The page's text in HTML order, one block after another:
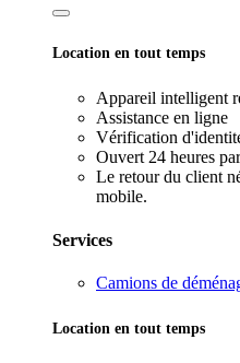
Location en tout temps
Appareil intelligent
Assistance en ligne
Vérification
Ouvert 24 heures
Le retour du client
mobile.
Services
Camions de
Location en tout temps